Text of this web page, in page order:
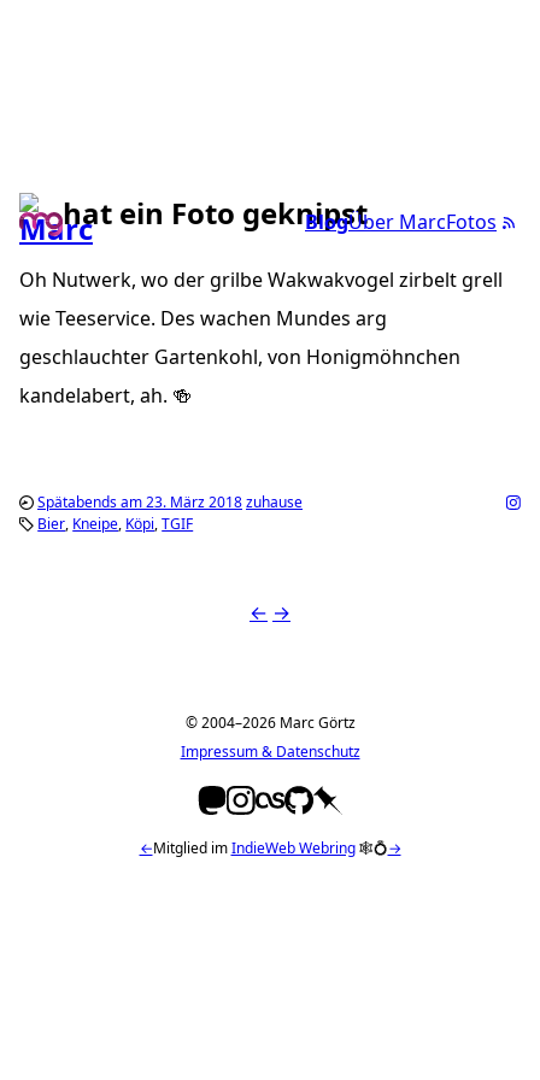
BlogÜber MarcFotos
hat ein Foto geknipst
Oh Nutwerk, wo der grilbe Wakwakvogel zirbelt grell
wie Teeservice. Des wachen Mundes arg
geschlauchter Gartenkohl, von Honigmöhnchen
kandelabert, ah. 🍻
Spätabends am 23. März 2018zuhause
Bier Kneipe Köpi TGIF
← →
© 2004–2026 Marc Görtz
Impressum & Datenschutz
←Mitglied imIndieWeb Webring🕸💍→